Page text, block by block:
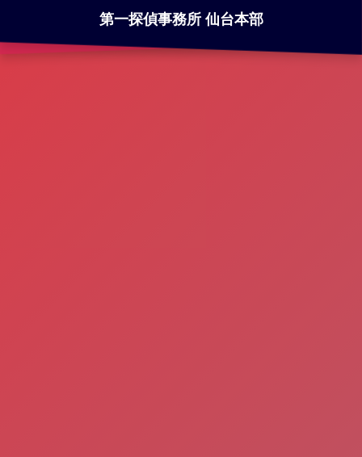
第一探偵事務所 仙台本部